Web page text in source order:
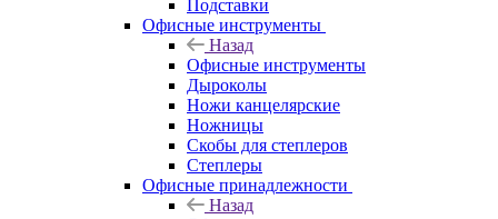
Подставки
Офисные инструменты
Назад
Офисные инструменты
Дыроколы
Ножи канцелярские
Ножницы
Скобы для степлеров
Степлеры
Офисные принадлежности
Назад